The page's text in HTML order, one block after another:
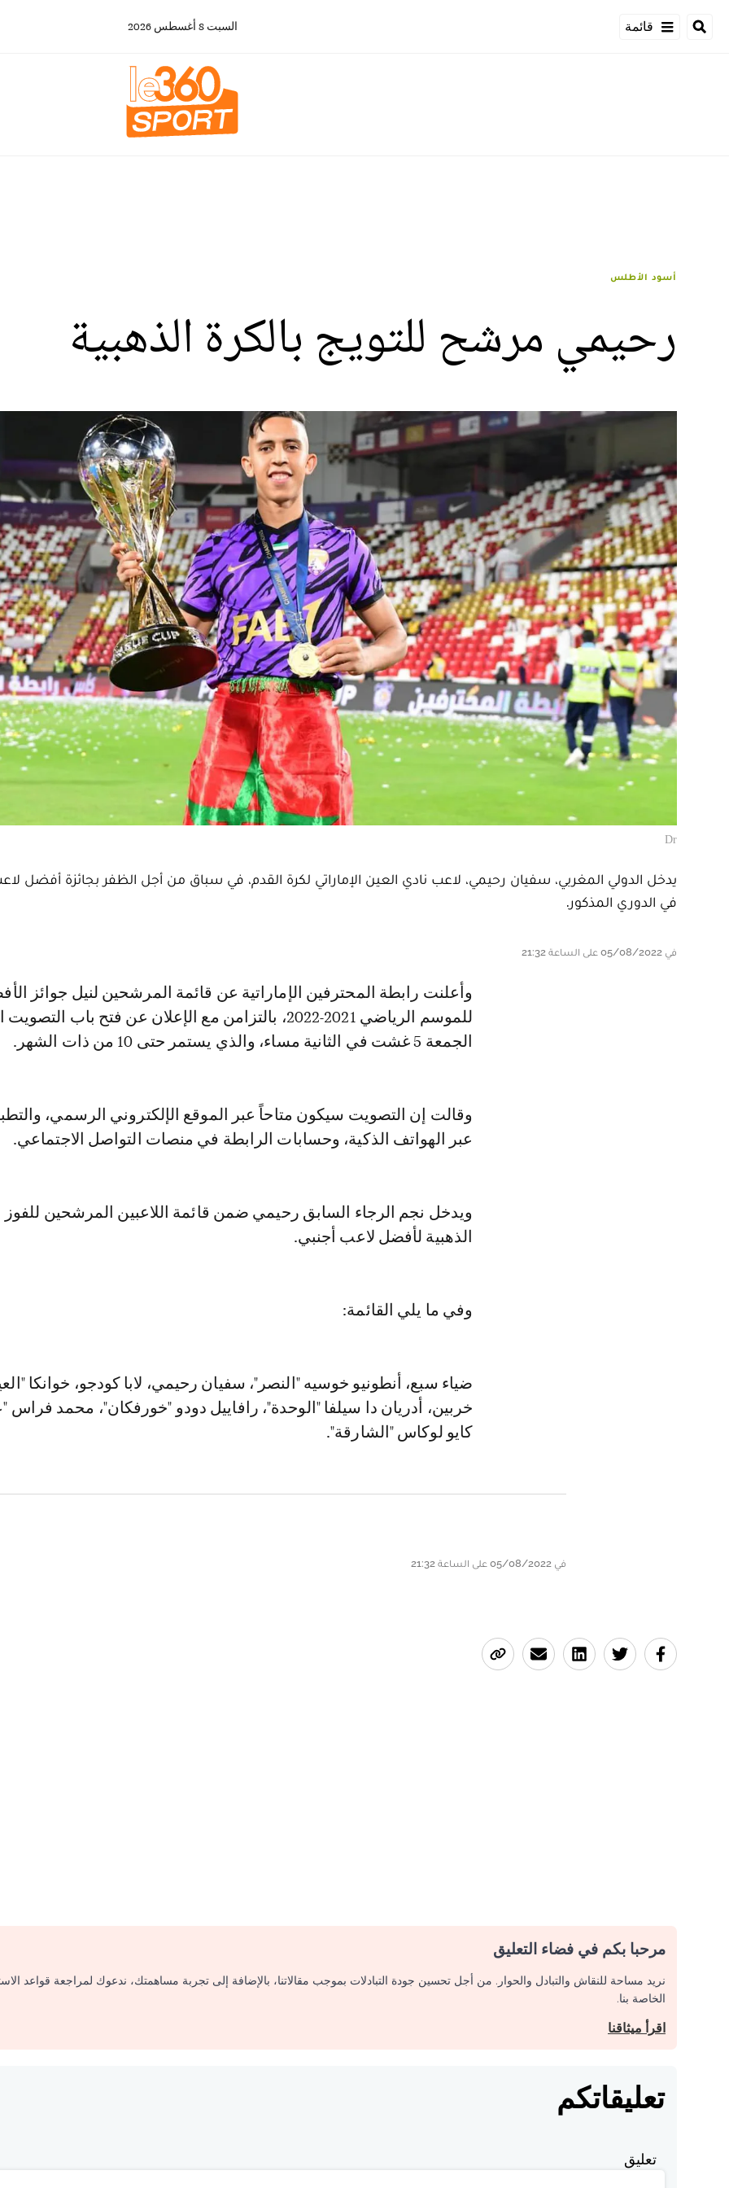
قائمة السبت 8 أغسطس 2026
أسود الأطلس
رحيمي مرشح للتويج بالكرة الذهبية
Dr
يدخل الدولي المغربي، سفيان رحيمي، لاعب نادي العين الإماراتي لكرة القدم، في سباق من أجل الظفر بجائزة أفضل
في الدوري المذكور.
في 05/08/2022 على الساعة 21:32
وأعلنت رابطة المحترفين الإماراتية عن قائمة المرشحين لنيل جوائز الأفضل،
للموسم الرياضي 2021-2022، بالتزامن مع الإعلان عن فتح باب
الجمعة 5 غشت في الثانية مساء، والذي يستمر حتى 10 من ذات الشهر.
وقالت إن التصويت سيكون متاحاً عبر الموقع الإلكتروني الرسمي،
عبر الهواتف الذكية، وحسابات الرابطة في منصات التواصل الاجتماعي.
ويدخل نجم الرجاء السابق رحيمي ضمن قائمة اللاعبين المرشحين للفوز
الذهبية لأفضل لاعب أجنبي.
وفي ما يلي القائمة:
ضياء سبع، أنطونيو خوسيه "النصر"، سفيان رحيمي، لابا كودجو، خوانكا
خربين، أدريان دا سيلفا "الوحدة"، رافاييل دودو "خورفكان"، محمد فراس
كايو لوكاس "الشارقة".
في 05/08/2022 على الساعة 21:32
مرحبا بكم في فضاء التعليق
نريد مساحة للنقاش والتبادل والحوار. من أجل تحسين جودة التبادلات بموجب مقالاتنا، بالإضافة إلى تجربة مساهمتك، ندعوك لمراجعة قواعد
الخاصة بنا.
اقرأ ميثاقنا
تعليقاتكم
تعليق